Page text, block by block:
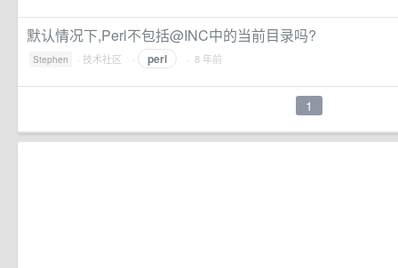
默认情况下,Perl不包括@INC中的当前目录吗?
Stephen · 技术社区 · perl · 8 年前
1